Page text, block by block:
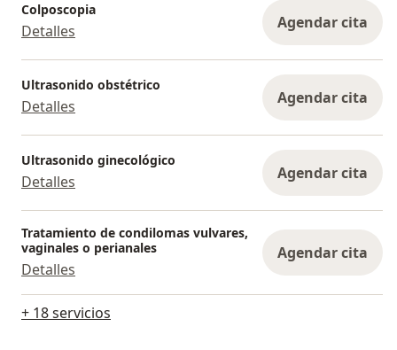
Colposcopia
Detalles Agendar cita
Ultrasonido obstétrico
Detalles Agendar cita
Ultrasonido ginecológico
Detalles Agendar cita
Tratamiento de condilomas vulvares,
vaginales o perianales
Detalles
Agendar cita
+ 18 servicios